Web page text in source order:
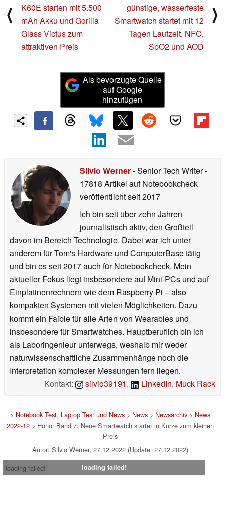
⟨
K60E starten mit 5.500
mAh Akku und Gorilla
Glass Victus zum
attraktiven Preis
günstige, wasserfeste
Smartwatch startet mit 12
Tagen Laufzeit, NFC,
SpO2 und AOD
⟩
Als bevorzugte Quelle
auf Google
hinzufügen
Silvio Werner- Senior Tech Writer-
17818 Artikel auf Notebookcheck
veröffentlichtseit 2017
Ich bin seit über zehn Jahren
journalistisch aktiv, den Großteil
davon im Bereich Technologie. Dabei war ich unter
anderem für Tom's Hardware und ComputerBase tätig
und bin es seit 2017 auch für Notebookcheck. Mein
aktueller Fokus liegt insbesondere auf Mini-PCs und auf
Einplatinenrechnern wie dem Raspberry Pi – also
kompakten Systemen mit vielen Möglichkeiten. Dazu
kommt ein Faible für alle Arten von Wearables und
insbesondere für Smartwatches. Hauptberuflich bin ich
als Laboringenieur unterwegs, weshalb mir weder
naturwissenschaftliche Zusammenhänge noch die
Interpretation komplexer Messungen fern liegen.
Kontakt:
silvio39191, LinkedIn, Muck Rack
> Notebook Test, Laptop Test und News> News> Newsarchiv> News
2022-12> Honor Band 7: Neue Smartwatch startet in Kürze zum kleinen
Preis
Autor: Silvio Werner, 27.12.2022 (Update: 27.12.2022)
loading failed!
loading failed!